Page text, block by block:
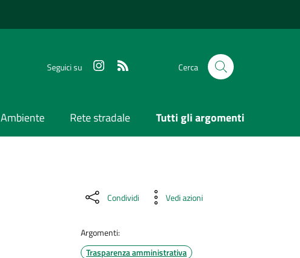
Seguici su Cerca
Ambiente Rete stradale Tutti gli argomenti
Condividi Vedi azioni
Argomenti:
Trasparenza amministrativa